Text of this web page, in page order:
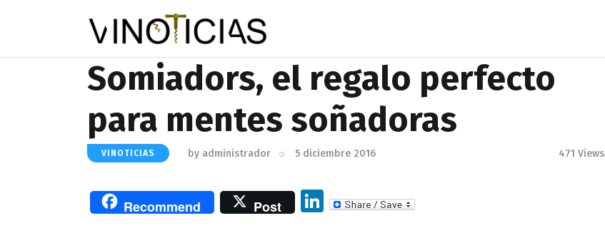
Somiadors, el regalo perfecto
para mentes soñadoras
VINOTICIAS by administrador 5 diciembre 2016 471 Views
Recommend Post
Li